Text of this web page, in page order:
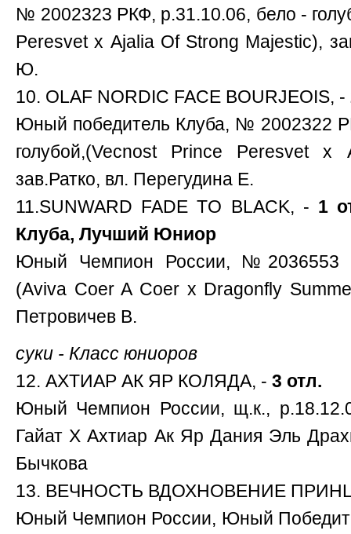
№ 2002323 РКФ, р.31.10.06, бело -
Peresvet х Ajalia Of Strong Majestic),
Ю.
10. OLAF NORDIC FACE BOURJEOIS, -
Юный победитель Клуба, № 2002322
голубой,(Vecnost Prince Peresvet
зав.Ратко, вл. Перегудина Е.
11.SUNWARD FADE TO BLACK, - 1
Клуба, Лучший Юниор
Юный Чемпион России, №2036553
(Aviva Coer A Coer x Dragonfly
Петровичев В.
суки - Класс юниоров
12. АХТИАР АК ЯР КОЛЯДА, - 3 отл.
Юный Чемпион России, щ.к.,
Гайат Х Ахтиар Ак Яр Дания Эль
Бычкова
13. ВЕЧНОСТЬ ВДОХНОВЕНИЕ
Юный Чемпион России, Юный